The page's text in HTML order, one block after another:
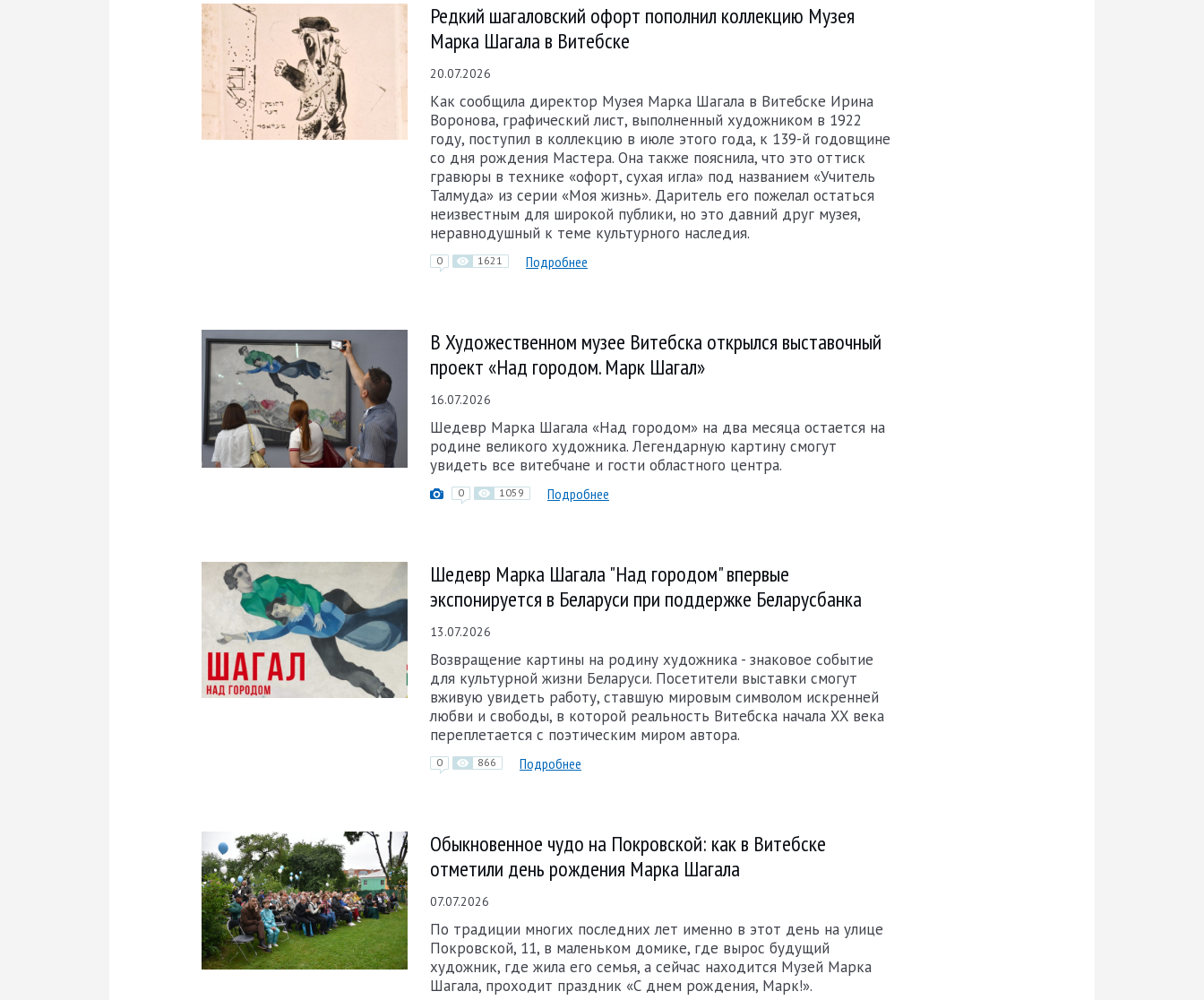
Редкий шагаловский офорт пополнил коллекцию Музея
Марка Шагала в Витебске
20.07.2026
Как сообщила директор Музея Марка Шагала в Витебске Ирина
Воронова, графический лист, выполненный художником в 1922
году, поступил в коллекцию в июле этого года, к 139-й годовщине
со дня рождения Мастера. Она также пояснила, что это оттиск
гравюры в технике «офорт, сухая игла» под названием «Учитель
Талмуда» из серии «Моя жизнь». Даритель его пожелал остаться
неизвестным для широкой публики, но это давний друг музея,
неравнодушный к теме культурного наследия.
0 1621 Подробнее
В Художественном музее Витебска открылся выставочный
проект «Над городом. Марк Шагал»
16.07.2026
Шедевр Марка Шагала «Над городом» на два месяца остается на
родине великого художника. Легендарную картину смогут
увидеть все витебчане и гости областного центра.
0 1059 Подробнее
Шедевр Марка Шагала "Над городом" впервые
экспонируется в Беларуси при поддержке Беларусбанка
13.07.2026
Возвращение картины на родину художника - знаковое событие
для культурной жизни Беларуси. Посетители выставки смогут
вживую увидеть работу, ставшую мировым символом искренней
любви и свободы, в которой реальность Витебска начала XX века
переплетается с поэтическим миром автора.
0 866 Подробнее
Обыкновенное чудо на Покровской: как в Витебске
отметили день рождения Марка Шагала
07.07.2026
По традиции многих последних лет именно в этот день на улице
Покровской, 11, в маленьком домике, где вырос будущий
художник, где жила его семья, а сейчас находится Музей Марка
Шагала, проходит праздник «С днем рождения, Марк!».